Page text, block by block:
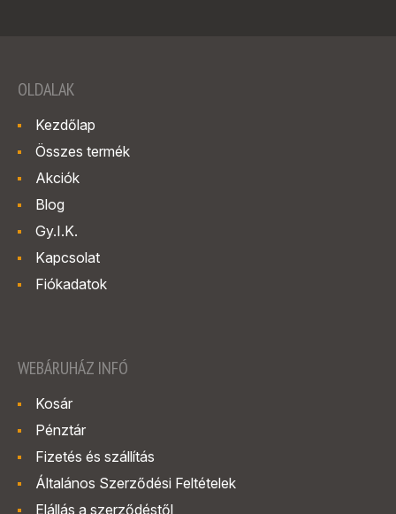
OLDALAK
Kezdőlap
Összes termék
Akciók
Blog
Gy.I.K.
Kapcsolat
Fiókadatok
WEBÁRUHÁZ INFÓ
Kosár
Pénztár
Fizetés és szállítás
Általános Szerződési Feltételek
Elállás a szerződéstől